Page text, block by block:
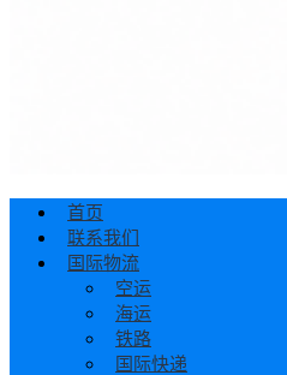
首页
联系我们
国际物流
空运
海运
铁路
国际快递